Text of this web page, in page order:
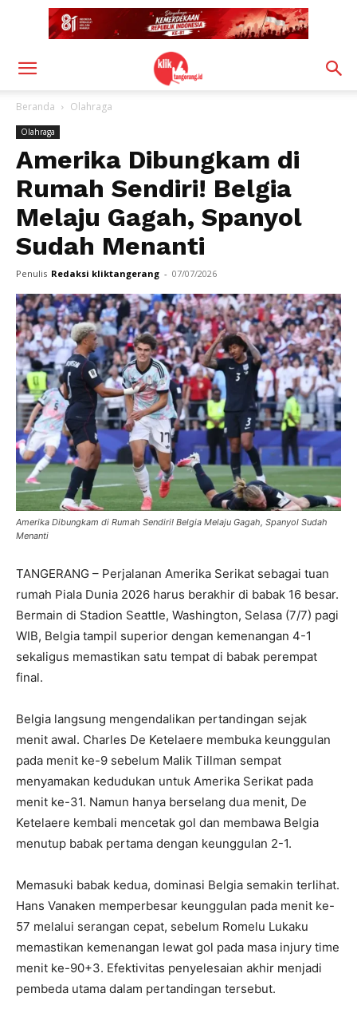
Beranda Olahraga
Olahraga
Amerika Dibungkam di
Rumah Sendiri! Belgia
Melaju Gagah, Spanyol
Sudah Menanti
Penulis Redaksi kliktangerang - 07/07/2026
Amerika Dibungkam di Rumah Sendiri! Belgia Melaju Gagah, Spanyol Sudah
Menanti
TANGERANG – Perjalanan Amerika Serikat sebagai tuan
rumah Piala Dunia 2026 harus berakhir di babak 16 besar.
Bermain di Stadion Seattle, Washington, Selasa (7/7) pagi
WIB, Belgia tampil superior dengan kemenangan 4-1
sekaligus memastikan satu tempat di babak perempat
final.
Belgia langsung mengendalikan pertandingan sejak
menit awal. Charles De Ketelaere membuka keunggulan
pada menit ke-9 sebelum Malik Tillman sempat
menyamakan kedudukan untuk Amerika Serikat pada
menit ke-31. Namun hanya berselang dua menit, De
Ketelaere kembali mencetak gol dan membawa Belgia
menutup babak pertama dengan keunggulan 2-1.
Memasuki babak kedua, dominasi Belgia semakin terlihat.
Hans Vanaken memperbesar keunggulan pada menit ke-
57 melalui serangan cepat, sebelum Romelu Lukaku
memastikan kemenangan lewat gol pada masa injury time
menit ke-90+3. Efektivitas penyelesaian akhir menjadi
pembeda utama dalam pertandingan tersebut.